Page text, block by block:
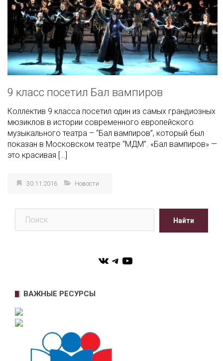
9 класс посетил Бал вампиров
Коллектив 9 класса посетил один из самых грандиозных
мюзиклов в истории современного европейского
музыкального театра – “Бал вампиров”, который был
показан в Московском театре “МДМ”. «Бал вампиров» —
это красивая […]
30.11.2016 Новости
Найти
VKTelegram
YouTube
ВАЖНЫЕ РЕСУРСЫ